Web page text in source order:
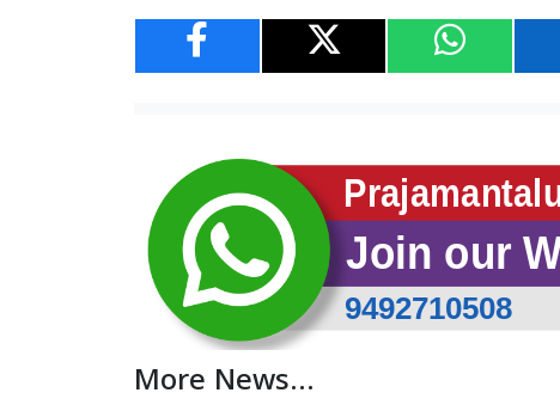
More News...